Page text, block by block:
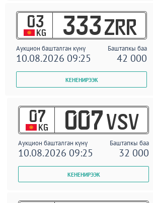
03
KG 333 ZRR
Аукцион башталган күнү Баштапкы баа
10.08.2026 09:25 42 000
07
KG 007 VSV
Аукцион башталган күнү Баштапкы баа
10.08.2026 09:25 32 000